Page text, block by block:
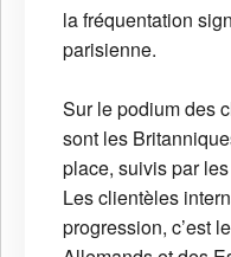
la fréquentation
parisienne.
Sur le podium des
sont les
place, suivis par
Les clientèles
progression, c’est